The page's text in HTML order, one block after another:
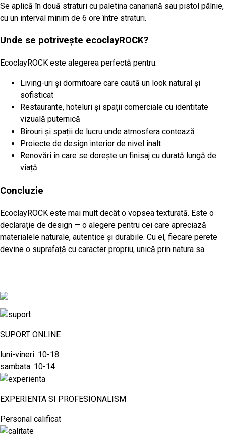
Se aplică în două straturi cu paletina canariană sau pistol pâlnie,
cu un interval minim de 6 ore între straturi.
Unde se potrivește ecoclayROCK?
EcoclayROCK este alegerea perfectă pentru:
Living-uri și dormitoare care caută un look natural și
sofisticat
Restaurante, hoteluri și spații comerciale cu identitate
vizuală puternică
Birouri și spații de lucru unde atmosfera contează
Proiecte de design interior de nivel înalt
Renovări în care se dorește un finisaj cu durată lungă de
viață
Concluzie
EcoclayROCK este mai mult decât o vopsea texturată. Este o
declarație de design — o alegere pentru cei care apreciază
materialele naturale, autentice și durabile. Cu el, fiecare perete
devine o suprafață cu caracter propriu, unică prin natura sa.
SUPORT ONLINE
luni-vineri: 10-18
sambata: 10-14
EXPERIENTA SI PROFESIONALISM
Personal calificat